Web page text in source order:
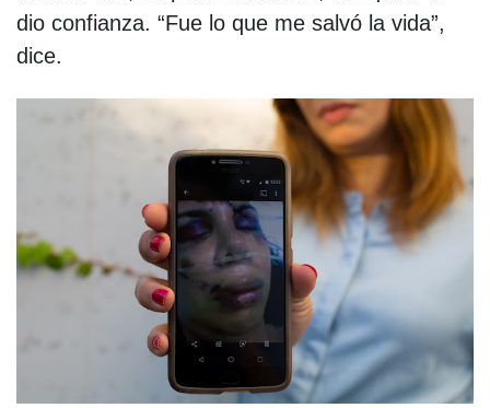
dio confianza. “Fue lo que me salvó la vida”,
dice.